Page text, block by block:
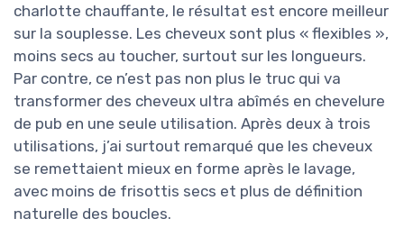
charlotte chauffante, le résultat est encore meilleur
sur la souplesse. Les cheveux sont plus « flexibles »,
moins secs au toucher, surtout sur les longueurs.
Par contre, ce n’est pas non plus le truc qui va
transformer des cheveux ultra abîmés en chevelure
de pub en une seule utilisation. Après deux à trois
utilisations, j’ai surtout remarqué que les cheveux
se remettaient mieux en forme après le lavage,
avec moins de frisottis secs et plus de définition
naturelle des boucles.